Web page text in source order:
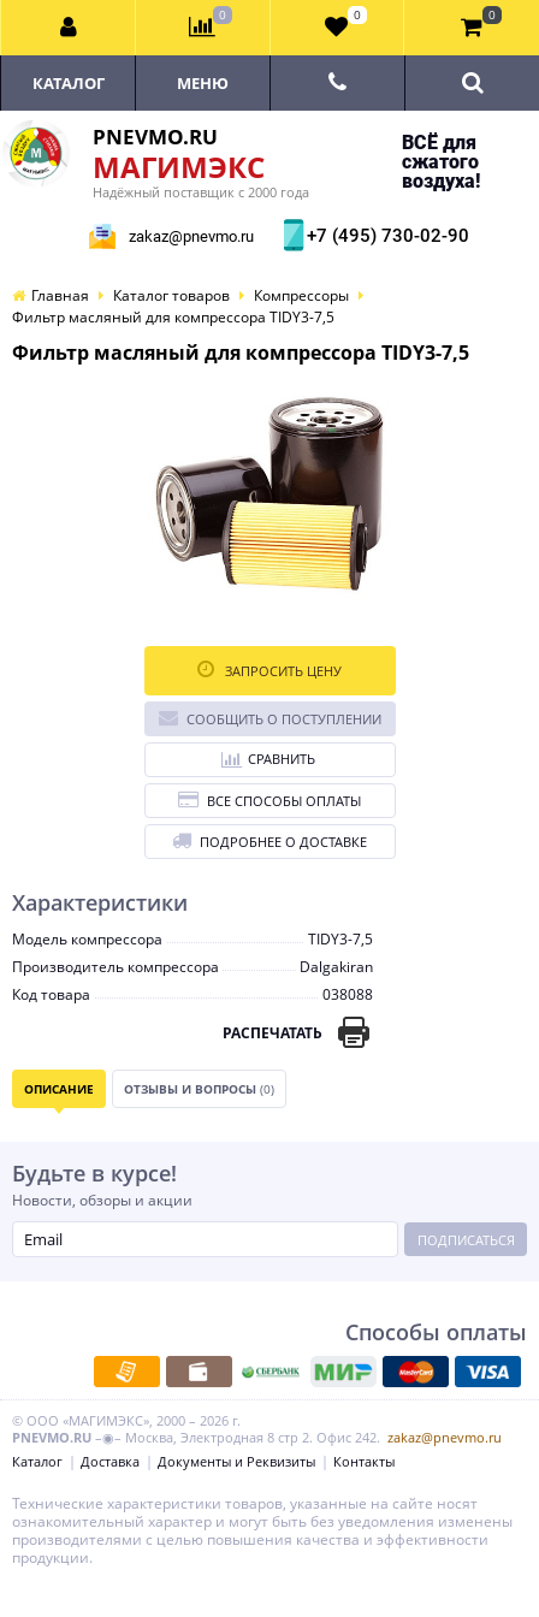
PNEVMO.RU
МАГИМЭКС
Надёжный поставщик с 2000 года
ВСЁ для
сжатого
воздуха!
zakaz@pnevmo.ru +7 (495) 730-02-90
КАТАЛОГ МЕНЮ
Главная Каталог товаров
Компрессоры
Фильтр масляный для компрессора TIDY3-7,5
Фильтр масляный для компрессора TIDY3-7,5
Характеристики
Модель компрессора
TIDY3-7,5
Производитель компрессора
Dalgakiran
Код товара
038088
РАСПЕЧАТАТЬ
ЗАПРОСИТЬ ЦЕНУ
СООБЩИТЬ О ПОСТУПЛЕНИИ
СРАВНИТЬ
ВСЕ СПОСОБЫ ОПЛАТЫ
ПОДРОБНЕЕ О ДОСТАВКЕ
ОПИСАНИЕ ОТЗЫВЫ И ВОПРОСЫ (0)
Будьте в курсе!
Новости, обзоры и акции
ПОДПИСАТЬСЯ
Способы оплаты
© ООО «МАГИМЭКС», 2000 – 2026 г.
PNEVMO.RU –◉– Москва, Электродная 8 стр 2. Офис 242. zakaz@pnevmo.ru
Каталог
Доставка Документы и Реквизиты Контакты
0 0 0
Технические характеристики товаров, указанные на сайте носят
ознакомительный характер и могут быть без уведомления изменены
производителями с целью повышения качества и эффективности
продукции.